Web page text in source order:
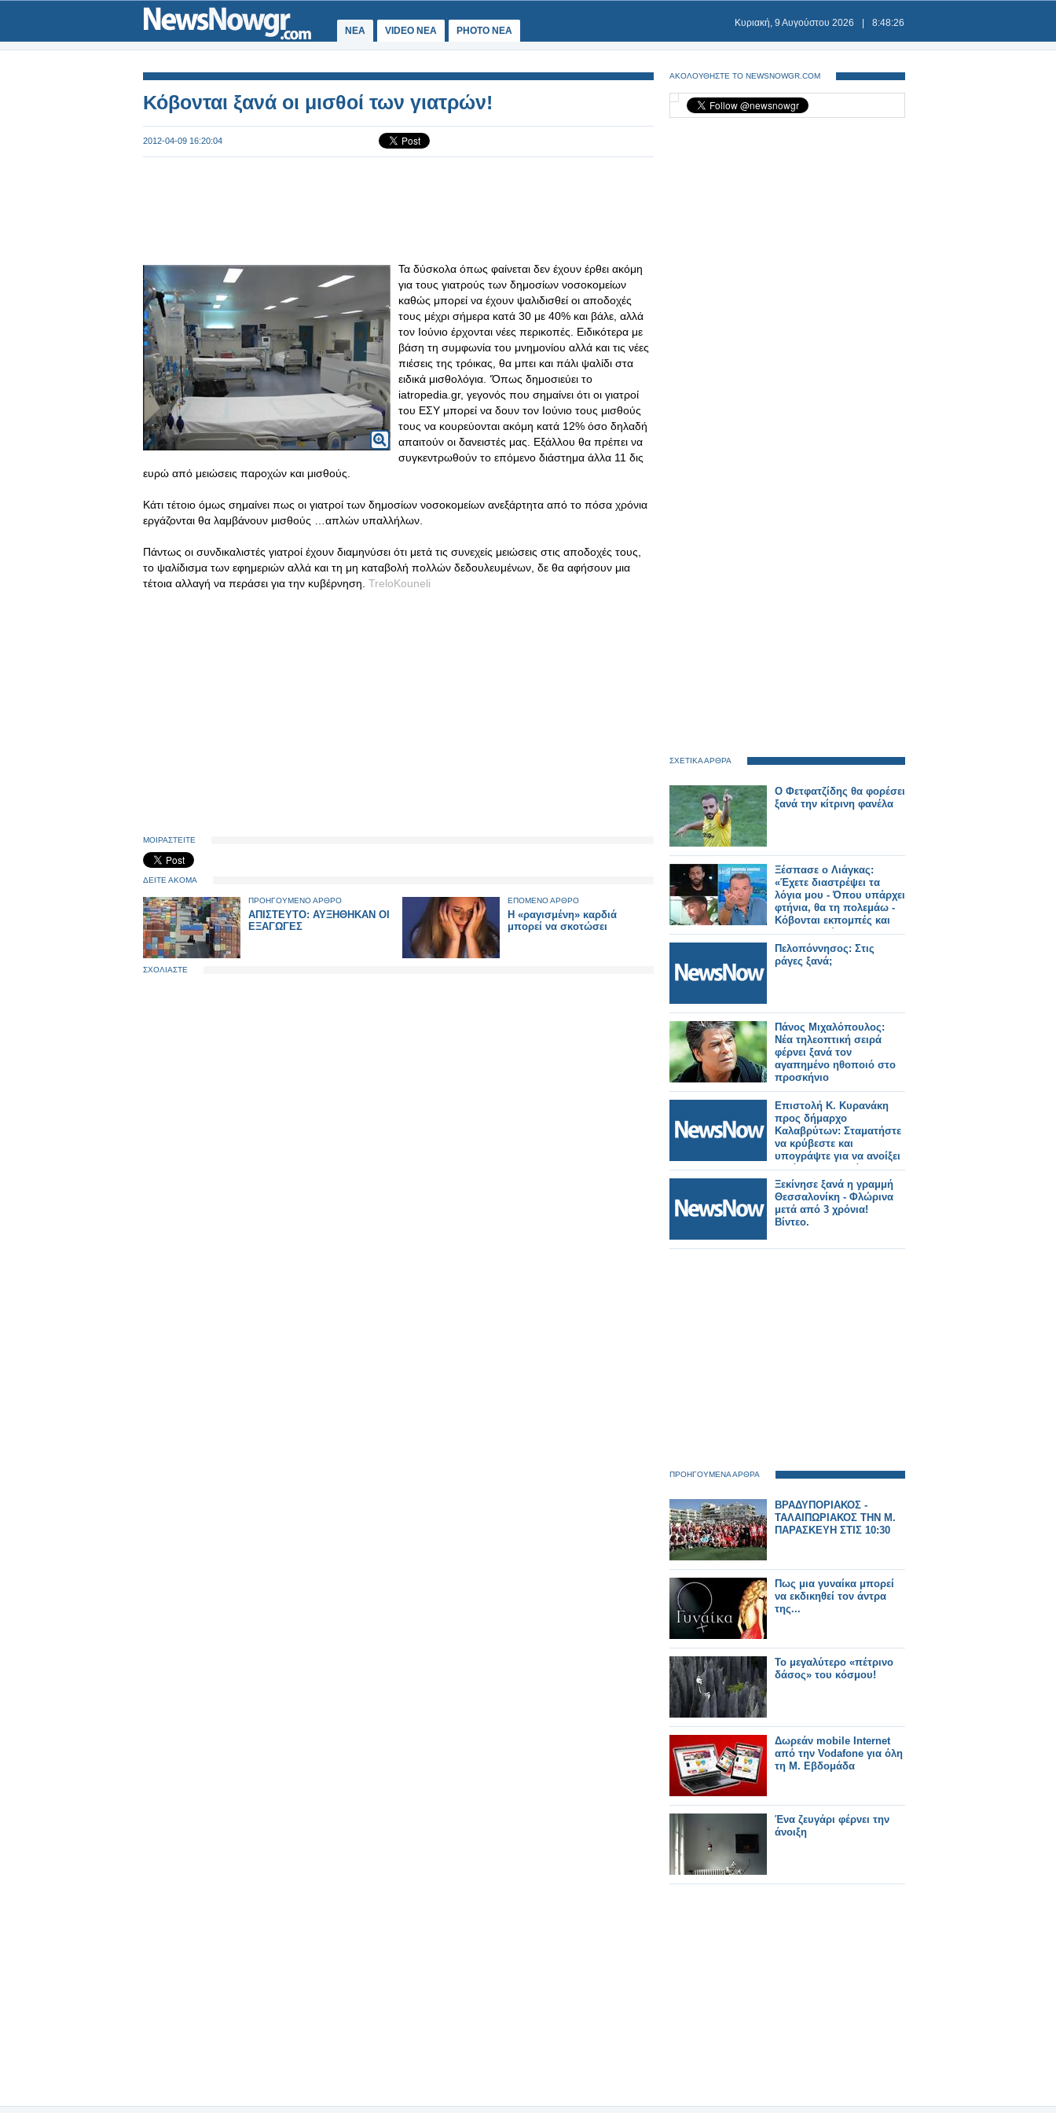
ΝΕΑ VIDEO NEA PHOTO NEA
Κυριακή, 9 Αυγούστου 2026 8:48:26
Κόβονται ξανά οι μισθοί των γιατρών!
2012-04-09 16:20:04
Τα δύσκολα όπως φαίνεται δεν έχουν έρθει ακόμη
για τους γιατρούς των δημοσίων νοσοκομείων
καθώς μπορεί να έχουν ψαλιδισθεί οι αποδοχές
τους μέχρι σήμερα κατά 30 με 40% και βάλε, αλλά
τον Ιούνιο έρχονται νέες περικοπές. Ειδικότερα με
βάση τη συμφωνία του μνημονίου αλλά και τις νέες
πιέσεις της τρόικας, θα μπει και πάλι ψαλίδι στα
ειδικά μισθολόγια. ‘Όπως δημοσιεύει το
iatropedia.gr, γεγονός που σημαίνει ότι οι γιατροί
του ΕΣΥ μπορεί να δουν τον Ιούνιο τους μισθούς
τους να κουρεύονται ακόμη κατά 12% όσο δηλαδή
απαιτούν οι δανειστές μας. Εξάλλου θα πρέπει να
συγκεντρωθούν το επόμενο διάστημα άλλα 11 δις
ευρώ από μειώσεις παροχών και μισθούς.
Κάτι τέτοιο όμως σημαίνει πως οι γιατροί των δημοσίων νοσοκομείων ανεξάρτητα από το πόσα χρόνια
εργάζονται θα λαμβάνουν μισθούς …απλών υπαλλήλων.
Πάντως οι συνδικαλιστές γιατροί έχουν διαμηνύσει ότι μετά τις συνεχείς μειώσεις στις αποδοχές τους,
το ψαλίδισμα των εφημεριών αλλά και τη μη καταβολή πολλών δεδουλευμένων, δε θα αφήσουν μια
τέτοια αλλαγή να περάσει για την κυβέρνηση. TreloKouneli
ΜΟΙΡΑΣΤΕΙΤΕ
ΔΕΙΤΕ ΑΚΟΜΑ
ΠΡΟΗΓΟΥΜΕΝΟ ΑΡΘΡΟ
ΑΠΙΣΤΕΥΤΟ: ΑΥΞΗΘΗΚΑΝ ΟΙ
ΕΞΑΓΩΓΕΣ
ΕΠΟΜΕΝΟ ΑΡΘΡΟ
Η «ραγισμένη» καρδιά
μπορεί να σκοτώσει
ΣΧΟΛΙΑΣΤΕ
ΑΚΟΛΟΥΘΗΣΤΕ ΤΟ NEWSNOWGR.COM
ΣΧΕΤΙΚΑ ΑΡΘΡΑ
Ο Φετφατζίδης θα φορέσει
ξανά την κίτρινη φανέλα
Ξέσπασε ο Λιάγκας:
«Έχετε διαστρέψει τα
λόγια μου - Όπου υπάρχει
φτήνια, θα τη πολεμάω -
Κόβονται εκπομπές και
δεν αντικαθίστανται
Πελοπόννησος: Στις
ράγες ξανά;
Πάνος Μιχαλόπουλος:
Νέα τηλεοπτική σειρά
φέρνει ξανά τον
αγαπημένο ηθοποιό στο
προσκήνιο
Επιστολή Κ. Κυρανάκη
προς δήμαρχο
Καλαβρύτων: Σταματήστε
να κρύβεστε και
υπογράψτε για να ανοίξει
ξανά ο Οδοντωτός.
Ξεκίνησε ξανά η γραμμή
Θεσσαλονίκη - Φλώρινα
μετά από 3 χρόνια!
Βίντεο.
ΠΡΟΗΓΟΥΜΕΝΑ ΑΡΘΡΑ
ΒΡΑΔΥΠΟΡΙΑΚΟΣ -
ΤΑΛΑΙΠΩΡΙΑΚΟΣ ΤΗΝ Μ.
ΠΑΡΑΣΚΕΥΗ ΣΤΙΣ 10:30
Πως μια γυναίκα μπορεί
να εκδικηθεί τον άντρα
της...
Το μεγαλύτερο «πέτρινο
δάσος» του κόσμου!
Δωρεάν mobile Internet
από την Vodafone για όλη
τη Μ. Εβδομάδα
Ένα ζευγάρι φέρνει την
άνοιξη